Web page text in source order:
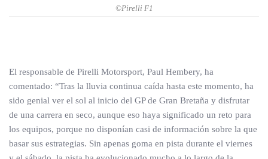
©Pirelli F1
El responsable de Pirelli Motorsport, Paul Hembery, ha
comentado: “Tras la lluvia continua caída hasta este momento, ha
sido genial ver el sol al inicio del GP de Gran Bretaña y disfrutar
de una carrera en seco, aunque eso haya significado un reto para
los equipos, porque no disponían casi de información sobre la que
basar sus estrategias. Sin apenas goma en pista durante el viernes